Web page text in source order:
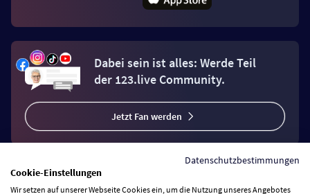
Dabei sein ist alles: Werde Teil
der 123.live Community.
Jetzt Fan werden
Datenschutzbestimmungen
Cookie-Einstellungen
Wir setzen auf unserer Webseite Cookies ein, um die Nutzung unseres Angebotes